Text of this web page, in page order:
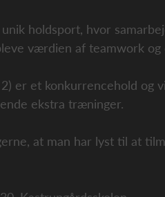
holdsport, hvor
værdien af teamwork
er et konkurrencehold
ekstra træninger.
at man har lyst til at